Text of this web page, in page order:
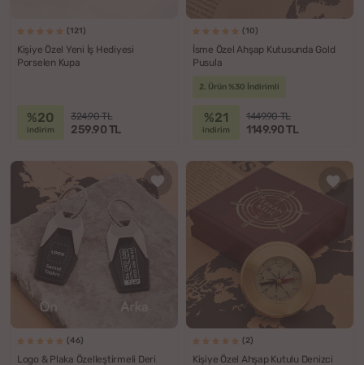
(121)
Kişiye Özel Yeni İş Hediyesi
Porselen Kupa
%20
indirim
324.90 TL
259.90 TL
(10)
İsme Özel Ahşap Kutusunda Gold
Pusula
2. Ürün %30 İndirimli
%21
indirim
1449.90 TL
1149.90 TL
(46)
Logo & Plaka Özelleştirmeli Deri
(2)
Kişiye Özel Ahşap Kutulu Denizci